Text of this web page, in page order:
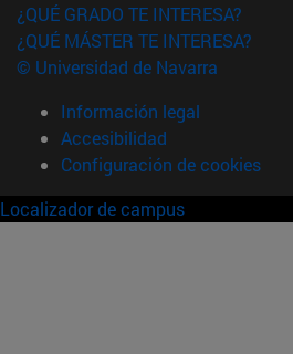
¿QUÉ GRADO TE INTERESA?
¿QUÉ MÁSTER TE INTERESA?
© Universidad de Navarra
Información legal
Accesibilidad
Configuración de cookies
Localizador de campus